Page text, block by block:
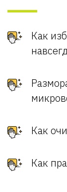
Как
Как
Как